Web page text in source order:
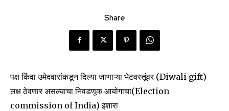
Share
पक्ष किंवा उमेदवारांकडून दिल्या जाणाऱ्या भेटवस्तूंवर (Diwali gift)
लक्ष ठेवणार असल्याचा निवडणूक आयोगाचा(Election
commission of India) इशारा